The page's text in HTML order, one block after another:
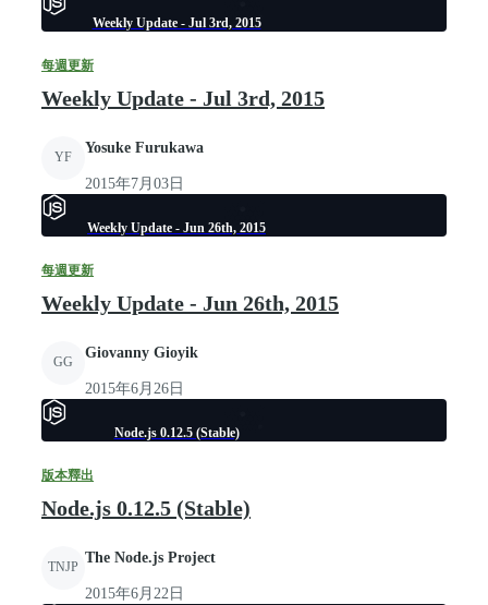
Weekly Update - Jul 3rd, 2015
每週更新
Weekly Update - Jul 3rd, 2015
YF
Yosuke Furukawa
2015年7月03日
Weekly Update - Jun 26th, 2015
每週更新
Weekly Update - Jun 26th, 2015
GG
Giovanny Gioyik
2015年6月26日
Node.js 0.12.5 (Stable)
版本釋出
Node.js 0.12.5 (Stable)
TNJP
The Node.js Project
2015年6月22日